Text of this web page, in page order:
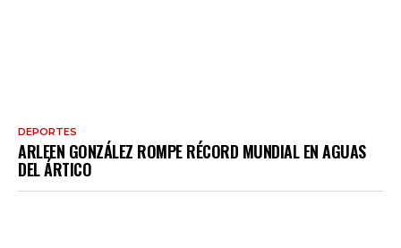
DEPORTES
ARLEEN GONZÁLEZ ROMPE RÉCORD MUNDIAL EN AGUAS
DEL ÁRTICO